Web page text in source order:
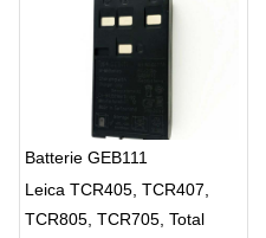
Batterie GEB111
Leica TCR405, TCR407,
TCR805, TCR705, Total